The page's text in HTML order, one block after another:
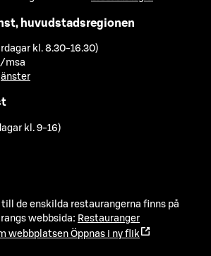
huvudstadsregionen
kl. 8.30-16.30)
msa
kl. 9-16)
till de enskilda restaurangerna finns på
webbsida: Restauranger
webbplatsen Öppnas i ny flik